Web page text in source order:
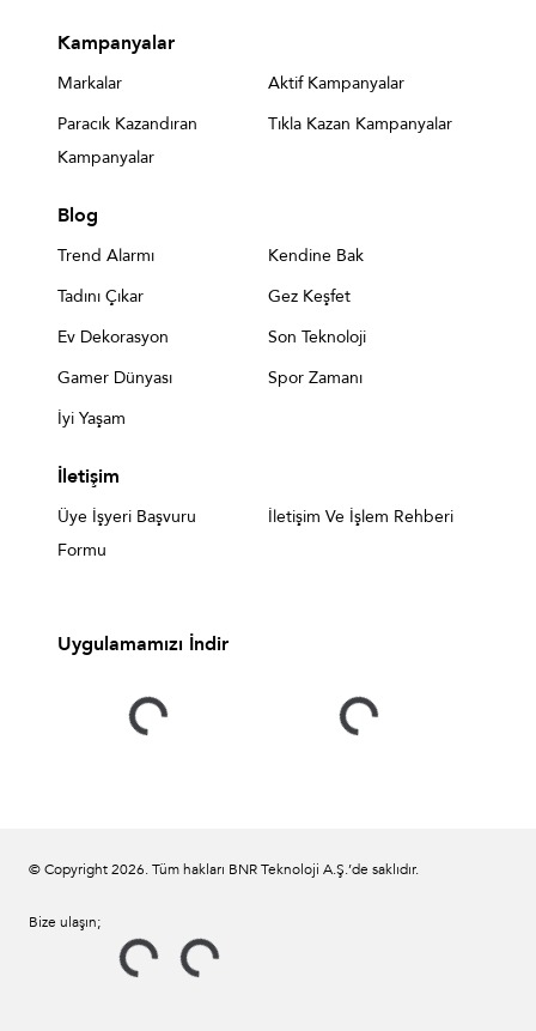
Kampanyalar
Markalar
Aktif Kampanyalar
Paracık Kazandıran
Kampanyalar
Tıkla Kazan Kampanyalar
Blog
Trend Alarmı
Kendine Bak
Tadını Çıkar
Gez Keşfet
Ev Dekorasyon
Son Teknoloji
Gamer Dünyası
Spor Zamanı
İyi Yaşam
İletişim
Üye İşyeri Başvuru
Formu
İletişim Ve İşlem Rehberi
Uygulamamızı İndir
© Copyright2026. Tüm hakları BNR Teknoloji A.Ş.’de saklıdır.
Bize ulaşın;